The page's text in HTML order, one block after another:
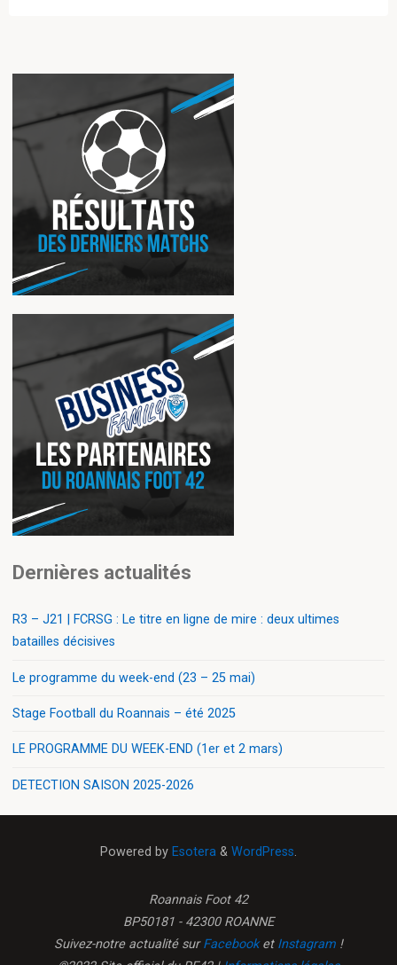
Dernières actualités
R3 – J21 | FCRSG : Le titre en ligne de mire : deux ultimes
batailles décisives
Le programme du week-end (23 – 25 mai)
Stage Football du Roannais – été 2025
LE PROGRAMME DU WEEK-END (1er et 2 mars)
DETECTION SAISON 2025-2026
Powered by Esotera & WordPress.
Roannais Foot 42
BP50181 - 42300 ROANNE
Suivez-notre actualité surFacebooket Instagram !